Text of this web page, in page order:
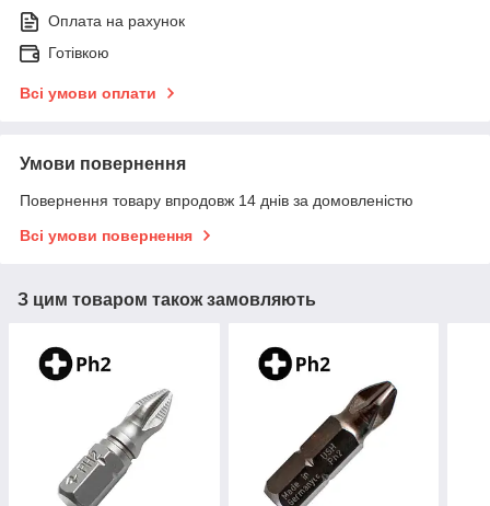
Оплата на рахунок
Готівкою
Всі умови оплати
Умови повернення
Повернення товару впродовж 14 днів за домовленістю
Всі умови повернення
З цим товаром також замовляють